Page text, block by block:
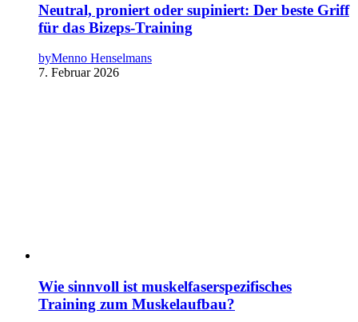
Neutral, proniert oder supiniert: Der beste Griff
für das Bizeps-Training
byMenno Henselmans
7. Februar 2026
Wie sinnvoll ist muskelfaserspezifisches
Training zum Muskelaufbau?